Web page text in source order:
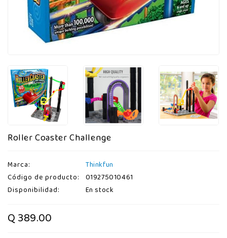
Roller Coaster Challenge
Marca:
Thinkfun
Código de producto:
019275010461
Disponibilidad:
En stock
Q 389.00